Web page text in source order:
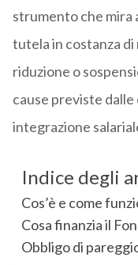
strumento che mira
tutela in costanza
riduzione o
cause previste
integrazione
Indice degli
Cos’è e come
Cosa finanzia il
Obbligo di